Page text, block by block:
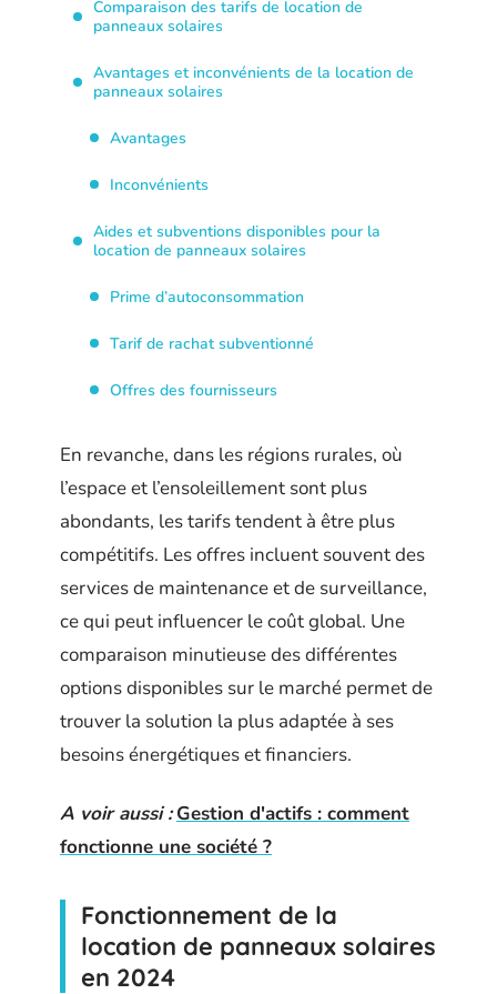
Comparaison des tarifs de location de
panneaux solaires
Avantages et inconvénients de la location de
panneaux solaires
Avantages
Inconvénients
Aides et subventions disponibles pour la
location de panneaux solaires
Prime d’autoconsommation
Tarif de rachat subventionné
Offres des fournisseurs
En revanche, dans les régions rurales, où
l’espace et l’ensoleillement sont plus
abondants, les tarifs tendent à être plus
compétitifs. Les offres incluent souvent des
services de maintenance et de surveillance,
ce qui peut influencer le coût global. Une
comparaison minutieuse des différentes
options disponibles sur le marché permet de
trouver la solution la plus adaptée à ses
besoins énergétiques et financiers.
A voir aussi : Gestion d'actifs : comment
fonctionne une société ?
Fonctionnement de la
location de panneaux solaires
en 2024